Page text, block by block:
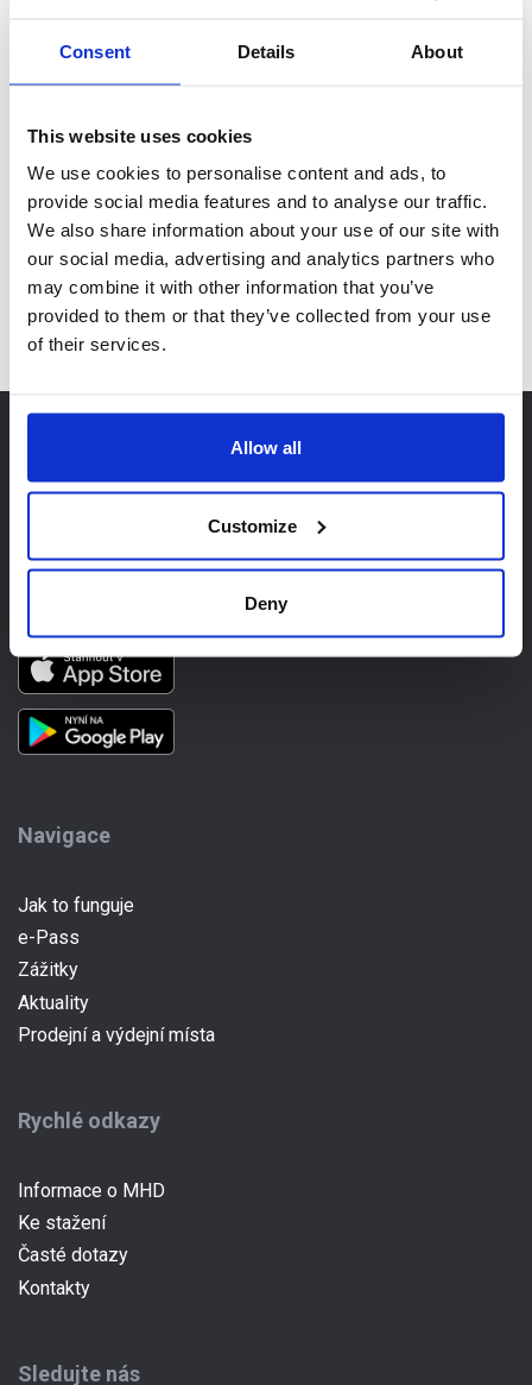
Consent Details About
This website uses cookies
We use cookies to personalise content and ads, to
provide social media features and to analyse our traffic.
We also share information about your use of our site with
our social media, advertising and analytics partners who
may combine it with other information that you’ve
provided to them or that they’ve collected from your use
of their services.
Allow all
Customize
Deny
Navigace
Jak to funguje
e-Pass
Zážitky
Aktuality
Prodejní a výdejní místa
Rychlé odkazy
Informace o MHD
Ke stažení
Časté dotazy
Kontakty
Sledujte nás